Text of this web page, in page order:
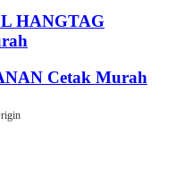
HANGTAG
Cetak Murah